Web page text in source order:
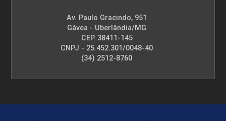
Av. Paulo Gracindo, 951
Gávea - Uberlândia/MG
CEP. 38411-145
CNPJ - 25.452.301/0048-40
(34) 2512-8760